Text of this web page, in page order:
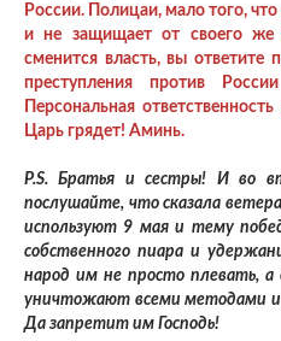
России. Полицаи, мало того,
и не защищает от своего же
сменится власть, вы ответите
преступления против
Персональная
Царь грядет! Аминь.
P.S. Братья и сестры! И во
послушайте, что сказала
используют 9 мая и тему
собственного пиара и
народ им не просто плевать, а
уничтожают всеми методами и
Да запретит им Господь!